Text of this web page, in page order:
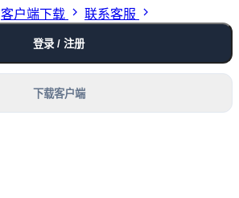
客户端下载 联系客服
登录 / 注册
下载客户端